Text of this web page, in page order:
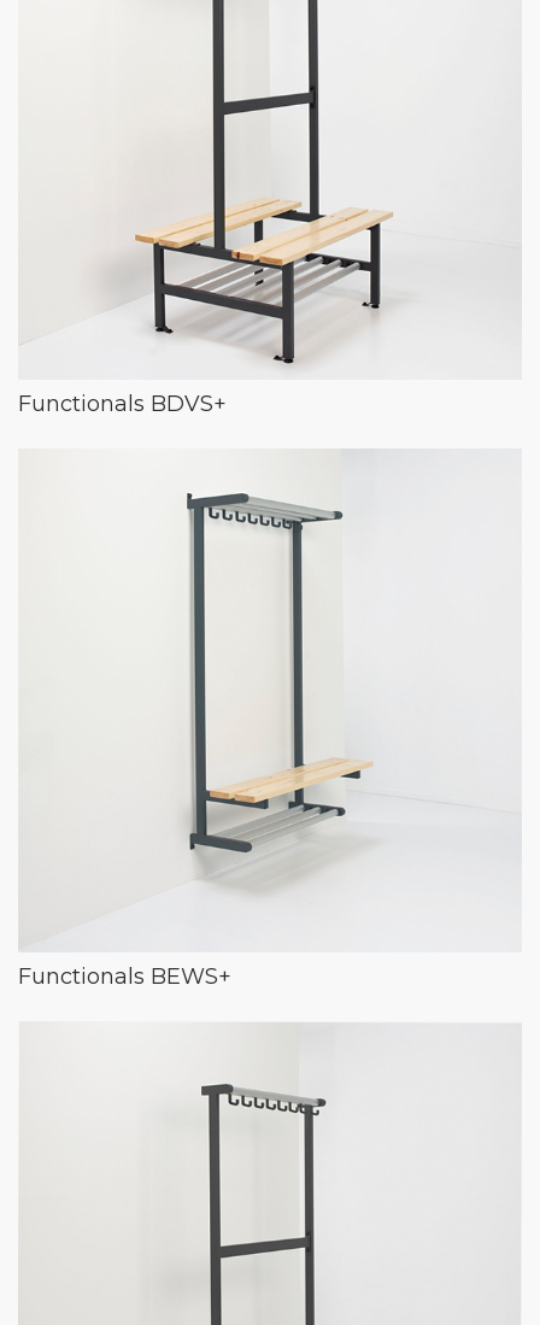
Functionals BDVS+
Functionals BEWS+